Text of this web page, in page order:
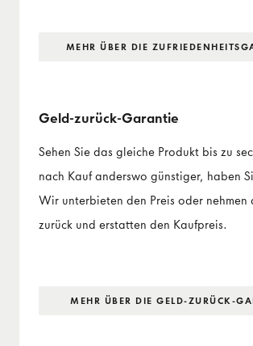
MEHR ÜBER DIE
Geld-zurück-Garantie
Sehen Sie das gleiche Produkt bis zu
nach Kauf anderswo günstiger, haben
Wir unterbieten den Preis oder nehmen
zurück und erstatten den Kaufpreis.
MEHR ÜBER DIE GELD-ZURÜCK-